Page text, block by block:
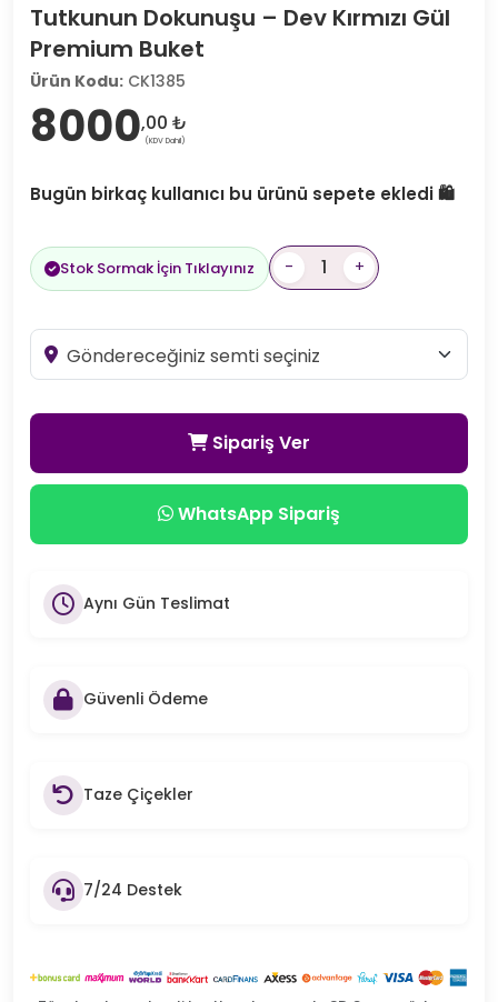
Tutkunun Dokunuşu – Dev Kırmızı Gül
Premium Buket
Ürün Kodu: CK1385
8000,00 ₺
(KDV Dahil)
Bugün birkaç kullanıcı bu ürünü sepete ekledi 🛍️
Stok Sormak İçin Tıklayınız - +
Sipariş Ver
WhatsApp Sipariş
Aynı Gün Teslimat
Güvenli Ödeme
Taze Çiçekler
7/24 Destek